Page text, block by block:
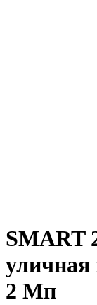
SMART
уличная
2 Мп